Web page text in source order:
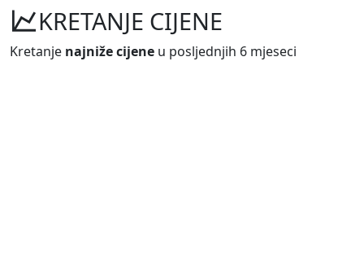
KRETANJE CIJENE
Kretanje najniže cijene u posljednjih 6 mjeseci